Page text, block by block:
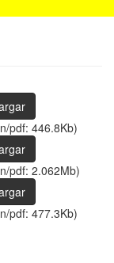
pdf: 446.8Kb)
pdf: 2.062Mb)
pdf: 477.3Kb)